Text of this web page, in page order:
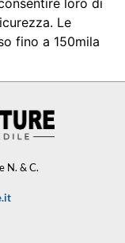
Le
fino a 150mila
N. & C.